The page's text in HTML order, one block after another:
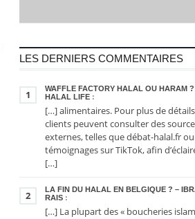
LES DERNIERS COMMENTAIRES
1
WAFFLE FACTORY HALAL OU HARAM
HALAL LIFE :
[…] alimentaires. Pour plus de
clients peuvent consulter des
externes, telles que débat-halal.fr
témoignages sur TikTok, afin
[…]
2
LA FIN DU HALAL EN BELGIQUE ? –
RAIS :
[…] La plupart des « boucheries